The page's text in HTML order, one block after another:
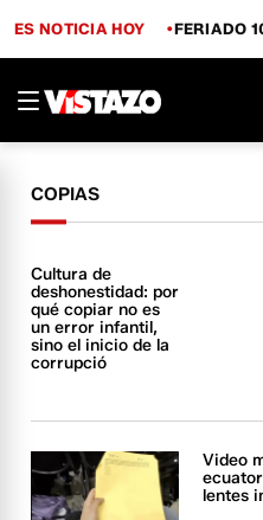
ES NOTICIA HOY FERIADO
COPIAS
Cultura de
deshonestidad: por
qué copiar no es
un error infantil,
sino el inicio de la
corrupció
Video
lentes